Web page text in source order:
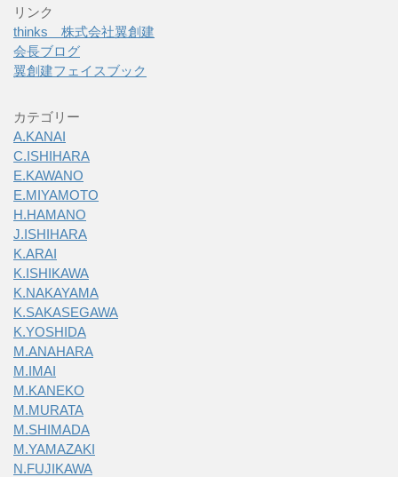
リンク
thinks 株式会社翼創建
会長ブログ
翼創建フェイスブック
カテゴリー
A.KANAI
C.ISHIHARA
E.KAWANO
E.MIYAMOTO
H.HAMANO
J.ISHIHARA
K.ARAI
K.ISHIKAWA
K.NAKAYAMA
K.SAKASEGAWA
K.YOSHIDA
M.ANAHARA
M.IMAI
M.KANEKO
M.MURATA
M.SHIMADA
M.YAMAZAKI
N.FUJIKAWA